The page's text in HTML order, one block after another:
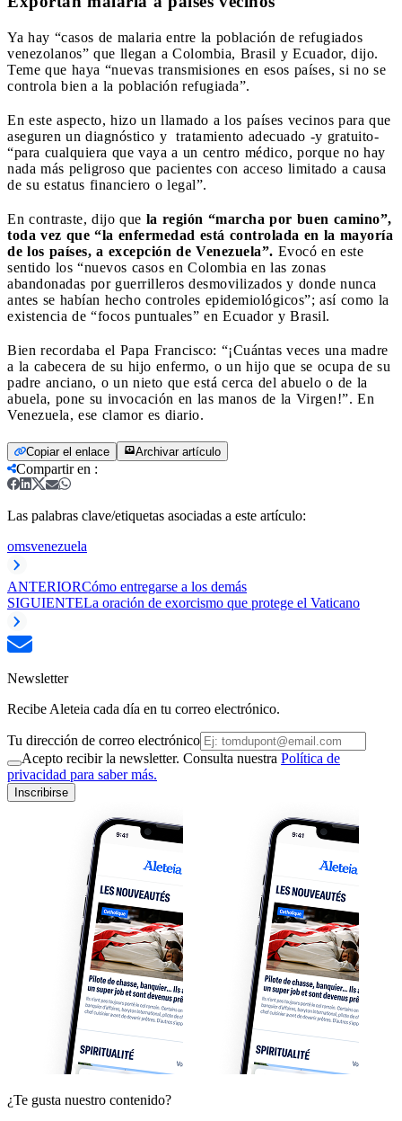
Ya hay “casos de malaria entre la población de refugiados
venezolanos” que llegan a Colombia, Brasil y Ecuador, dijo.
Teme que haya “nuevas transmisiones en esos países, si no se
controla bien a la población refugiada”.
En este aspecto, hizo un llamado a los países vecinos para que
aseguren un diagnóstico y tratamiento adecuado -y gratuito-
“para cualquiera que vaya a un centro médico, porque no hay
nada más peligroso que pacientes con acceso limitado a causa
de su estatus financiero o legal”.
En contraste, dijo que la región “marcha por buen camino”,
toda vez que “la enfermedad está controlada en la mayoría
de los países, a excepción de Venezuela”. Evocó en este
sentido los “nuevos casos en Colombia en las zonas
abandonadas por guerrilleros desmovilizados y donde nunca
antes se habían hecho controles epidemiológicos”; así como la
existencia de “focos puntuales” en Ecuador y Brasil.
Bien recordaba el Papa Francisco: “¡Cuántas veces una madre
a la cabecera de su hijo enfermo, o un hijo que se ocupa de su
padre anciano, o un nieto que está cerca del abuelo o de la
abuela, pone su invocación en las manos de la Virgen!”. En
Venezuela, ese clamor es diario.
Copiar el enlace Archivar artículo
Compartir en :
Las palabras clave/etiquetas asociadas a este artículo:
omsvenezuela
ANTERIORCómo entregarse a los demás
SIGUIENTELa oración de exorcismo que protege el Vaticano
Newsletter
Recibe Aleteia cada día en tu correo electrónico.
Tu dirección de correo electrónico
Acepto recibir la newsletter. Consulta nuestra Política de
privacidad para saber más.
Inscribirse
¿Te gusta nuestro contenido?